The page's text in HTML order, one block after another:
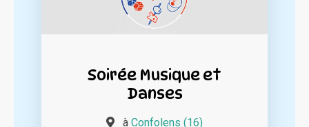
Soirée Musique et
Danses
à Confolens (16)